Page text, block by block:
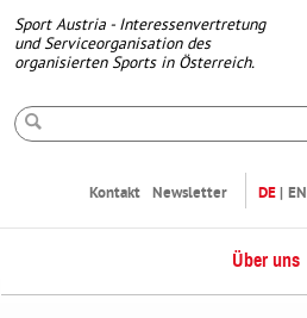
Sport Austria - Interessenvertretung
und Serviceorganisation des
organisierten Sports in Österreich.
Kontakt Newsletter DE EN
Über uns